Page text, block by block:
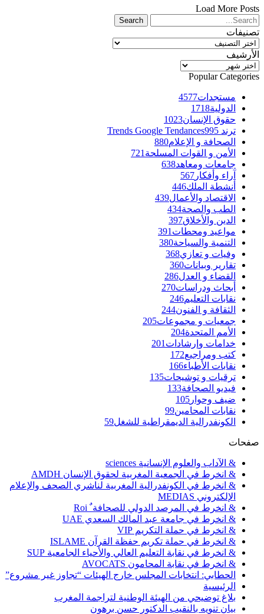
Load More Posts
تصنيفات
تصنيفات
الأرشيف
الأرشيف
Popular Categories
مستجدات4577
الدولية1718
حقوق الإنسان1023
ترند Trends Google Tendances 995
الصحافة و الإعلام880
الأمن و القوات المسلحة 721
جامعات ومعاهد638
آراء وأفكار 567
أنشطة الملك446
الاقتصاد والأعمال439
الطب والصحة434
الدين والأخلاق397
مواعيد ومحطات 391
التنمية والسياحة380
وفيات و تعازي368
تقارير وبيانات360
القضاء و العدل286
أبحاث ودراسات270
نقابات التعليم246
الثقافة و الفنون244
جمعيات و مجموعات205
الأمم المتحدة204
خدامات وإرشادات 201
كتب ومراجيع172
نقابات الأطباء166
ترقيات و توشيحات135
فيديو الصحافة133
ضيف وحوار 105
نقابات المحامين99
الكونفدرالية الديمقراطية للشغل59
صفحات
& الآداب والعلوم الإنسانية sciences
& انخرط في الجمعية المغربية لحقوق الإنسان AMDH
& انخرط في الكونفدرالية المغربية لناشري الصحف والإعلام
الإلكتروني MEDIAS
& انخرط في المرصد الدولي للصحافة ٌ Roi
& انخرط في جامعة عبد المالك السعدي UAE
& انخرط في حملة التكريم VIP
& انخرط في حملة تكريم حفظة القرآن ISLAME
& انخرط في نقابة التعليم العالي والأحياء الجامعية SUP
& انخرط في نقابة المحامون AVOCATS
الحطابي: انتخابات المجلس خارج الهيئات “تجاوز غير مشروع”
الرئيسية
بلاغ توضيحي من الهيئة الوطنية لتراجمة المغرب
بيان تنويه بالنقيب الدكتور حسن برهون